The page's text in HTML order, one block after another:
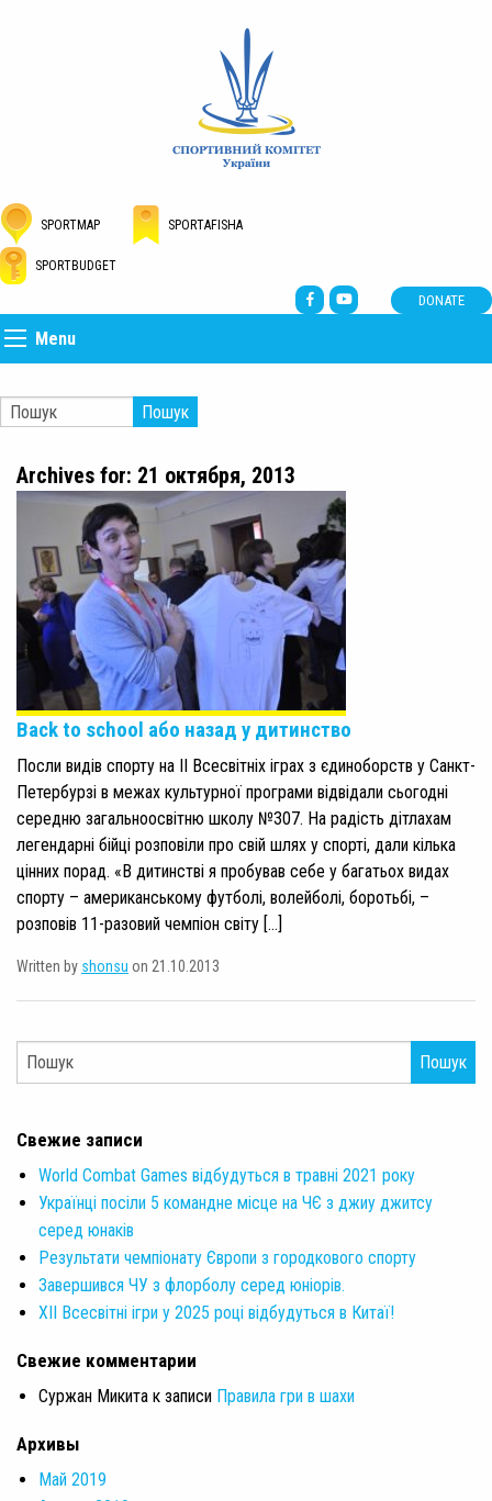
SPORTMAP SPORTAFISHA
SPORTBUDGET
DONATE
Menu
Пошук
Archives for: 21 октября, 2013
Back to school або назад у дитинство
Посли видів спорту на ІІ Всесвітніх іграх з єдиноборств у Санкт-
Петербурзі в межах культурної програми відвідали сьогодні
середню загальноосвітню школу №307. На радість дітлахам
легендарні бійці розповіли про свій шлях у спорті, дали кілька
цінних порад. «В дитинстві я пробував себе у багатьох видах
спорту – американському футболі, волейболі, боротьбі, –
розповів 11-разовий чемпіон світу […]
Written by shonsu on 21.10.2013
Пошук
Свежие записи
World Combat Games відбудуться в травні 2021 року
Українці посіли 5 командне місце на ЧЄ з джиу джитсу
серед юнаків
Результати чемпіонату Європи з городкового спорту
Завершився ЧУ з флорболу серед юніорів.
XII Всесвітні ігри у 2025 році відбудуться в Китаї!
Свежие комментарии
Суржан Микита к записи Правила гри в шахи
Архивы
Май 2019